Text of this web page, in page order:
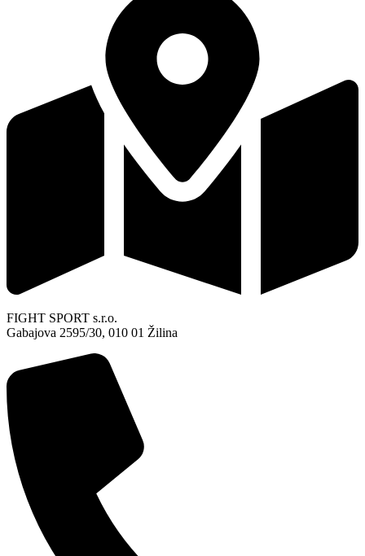
FIGHT SPORT s.r.o.
Gabajova 2595/30, 010 01 Žilina